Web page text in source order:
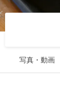
写真・動画